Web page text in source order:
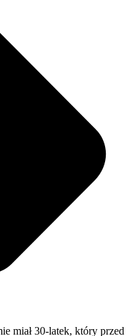
miał 30-latek, który przed